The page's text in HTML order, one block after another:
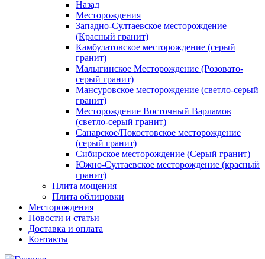
Назад
Месторождения
Западно-Султаевское месторождение
(Красный гранит)
Камбулатовское месторождение (cерый
гранит)
Малыгинское Месторождение (Розовато-
серый гранит)
Мансуровское месторождение (светло-серый
гранит)
Месторождение Восточный Варламов
(светло-серый гранит)
Санарское/Покостовское месторождение
(серый гранит)
Сибирское месторождение (Серый гранит)
Южно-Султаевское месторождение (красный
гранит)
Плита мощения
Плита облицовки
Месторождения
Новости и статьи
Доставка и оплата
Контакты